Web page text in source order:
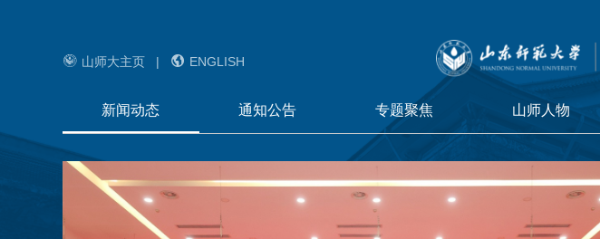
 山师大主页 |  ENGLISH
新闻动态 通知公告 专题聚焦 山师人物